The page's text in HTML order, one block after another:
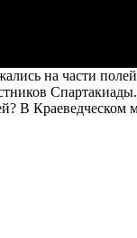
на части
В Краеведческом